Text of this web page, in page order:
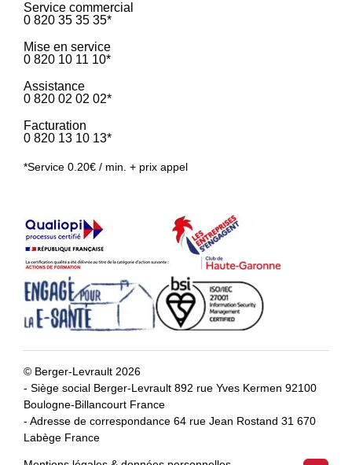
Service commercial
0 820 35 35 35*
Mise en service
0 820 10 11 10*
Assistance
0 820 02 02 02*
Facturation
0 820 13 10 13*
*Service 0.20€ / min. + prix appel
© Berger-Levrault 2026
- Siège social Berger-Levrault 892 rue Yves Kermen 92100
Boulogne-Billancourt France
- Adresse de correspondance 64 rue Jean Rostand 31 670
Labège France